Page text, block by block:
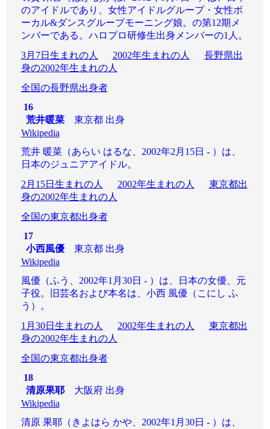
のアイドルであり、女性アイドルグループ・女性ボ
ーカル&ダンスグループモーニング娘。の第12期メ
ンバーである。ハロプロ研修生出身メンバーの1人。
3月7日生まれの人
2002年生まれの人
長野県出
身の2002年生まれの人
全国の長野県出身者
16
荒井暖菜東京都 出身
Wikipedia
荒井 暖菜（あらい はるな、2002年2月15日 - ）は、
日本のジュニアアイドル。
2月15日生まれの人
2002年生まれの人
東京都出
身の2002年生まれの人
全国の東京都出身者
17
小西風優東京都 出身
Wikipedia
風優（ふう、2002年1月30日 - ）は、日本の女優、元
子役。旧芸名および本名は、小西 風優（こにし ふ
う）。
1月30日生まれの人
2002年生まれの人
東京都出
身の2002年生まれの人
全国の東京都出身者
18
清原果耶大阪府 出身
Wikipedia
清原 果耶（きよはら かや、2002年1月30日 - ）は、